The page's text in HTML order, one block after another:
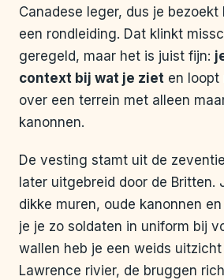
Canadese leger, dus je
een rondleiding. Dat klinkt
geregeld, maar het is juist fijn:
context bij wat je ziet en loopt
over een terrein met alleen
kanonnen.
De vesting stamt uit de
later uitgebreid door de Britten.
dikke muren, oude kanonnen
je je zo soldaten in uniform bij
wallen heb je een weids
Lawrence rivier, de bruggen